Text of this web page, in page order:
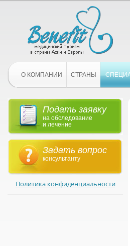
О КОМПАНИИ СТРАНЫ
Подать заявку
на обследование
и лечение
Задать вопрос
консультанту
Политика конфиденциальности